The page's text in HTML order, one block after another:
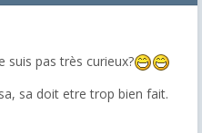
suis pas très curieux?
sa doit etre trop bien fait.